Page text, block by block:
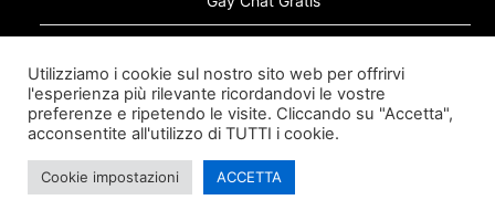
Sugar Daddy Gay
©2026 Siti Incontri Gay
Utilizziamo i cookie sul nostro sito web per offrirvi
l'esperienza più rilevante ricordandovi le vostre
preferenze e ripetendo le visite. Cliccando su "Accetta",
acconsentite all'utilizzo di TUTTI i cookie.
Cookie impostazioni ACCETTA